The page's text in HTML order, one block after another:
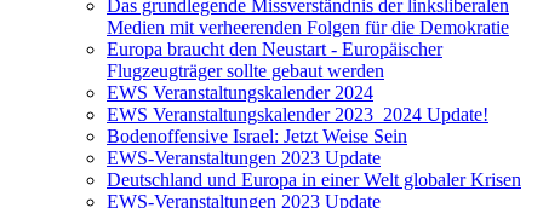
Das grundlegende Missverständnis der linksliberalen
Medien mit verheerenden Folgen für die Demokratie
Europa braucht den Neustart - Europäischer
Flugzeugträger sollte gebaut werden
EWS Veranstaltungskalender 2024
EWS Veranstaltungskalender 2023_2024 Update!
Bodenoffensive Israel: Jetzt Weise Sein
EWS-Veranstaltungen 2023 Update
Deutschland und Europa in einer Welt globaler Krisen
EWS-Veranstaltungen 2023 Update